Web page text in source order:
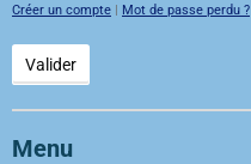
Créer un compte | Mot de passe perdu ?
Valider
Menu